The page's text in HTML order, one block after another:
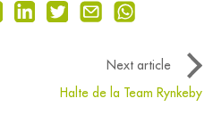
Next article
Halte de la Team Rynkeby